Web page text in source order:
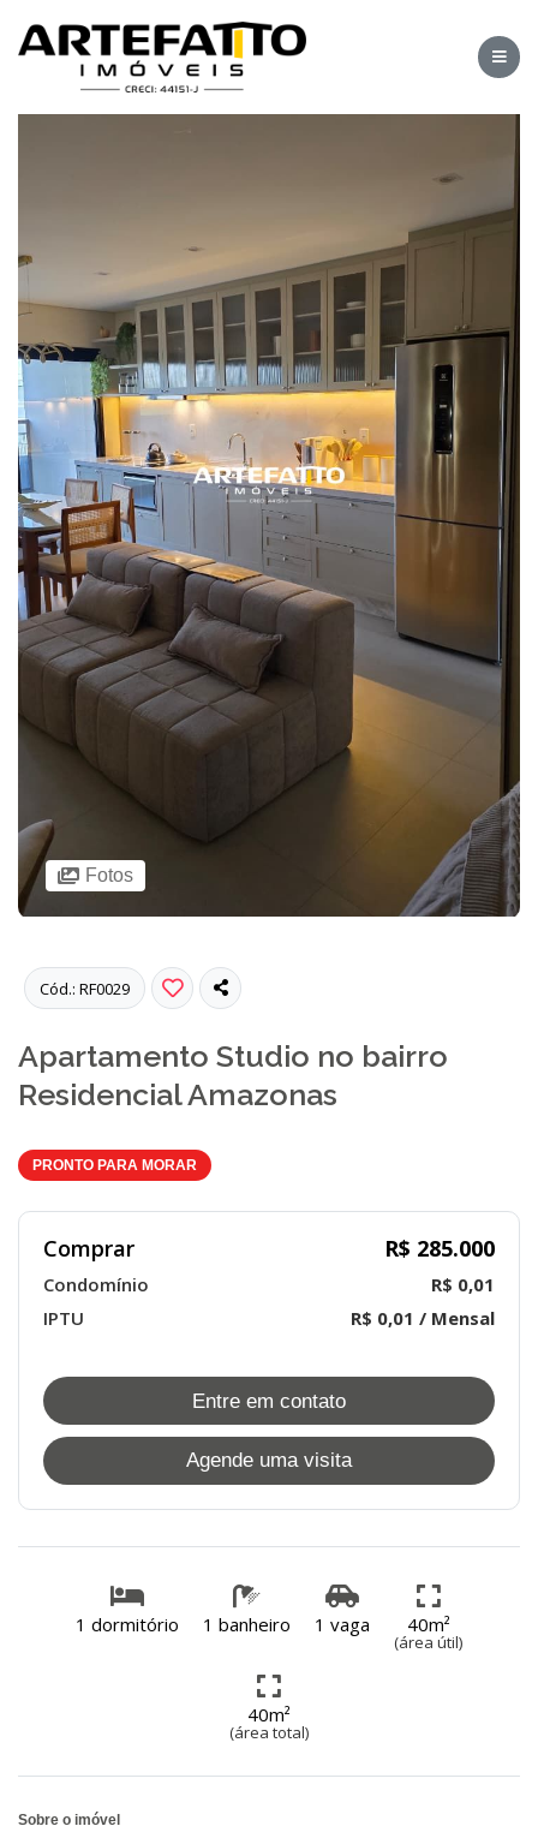
Fotos
Cód.: RF0029
Apartamento Studio no bairro
Residencial Amazonas
PRONTO PARA MORAR
Comprar R$ 285.000
Condomínio
R$ 0,01
IPTU
R$ 0,01 / Mensal
Entre em contato
Agende uma visita
1 dormitório 1 banheiro 1 vaga 40m²
(área útil)
40m²
(área total)
Sobre o imóvel